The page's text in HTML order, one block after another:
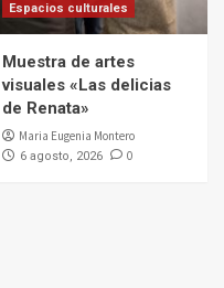
Espacios culturales
Muestra de artes
visuales «Las delicias
de Renata»
Maria Eugenia Montero
6 agosto, 2026 0